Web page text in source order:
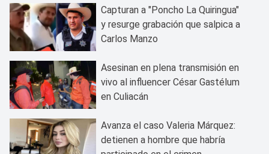
Capturan a "Poncho La Quiringua"
y resurge grabación que salpica a
Carlos Manzo
Asesinan en plena transmisión en
vivo al influencer César Gastélum
en Culiacán
Avanza el caso Valeria Márquez:
detienen a hombre que habría